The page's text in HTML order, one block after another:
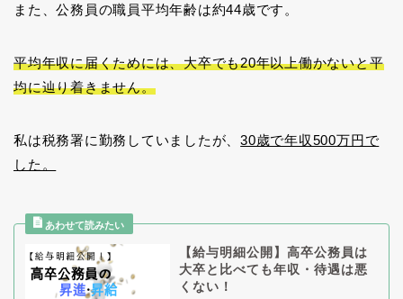
また、公務員の職員平均年齢は約44歳です。
平均年収に届くためには、大卒でも20年以上働かないと平
均に辿り着きません。
私は税務署に勤務していましたが、30歳で年収500万円で
した。
【給与明細公開】高卒公務員は
大卒と比べても年収・待遇は悪
くない！